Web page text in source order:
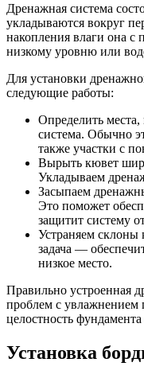
Дренажная система
укладываются вокруг
накопления влаги она с
низкому уровню или
Для установки
следующие работы:
Определить места,
система. Обычно
также участки с
Вырыть кювет
Укладываем
Засыпаем
Это поможет
защитит систему
Устраняем склоны
задача —
низкое место.
Правильно устроенная
проблем с увлажнением
целостность
Установка